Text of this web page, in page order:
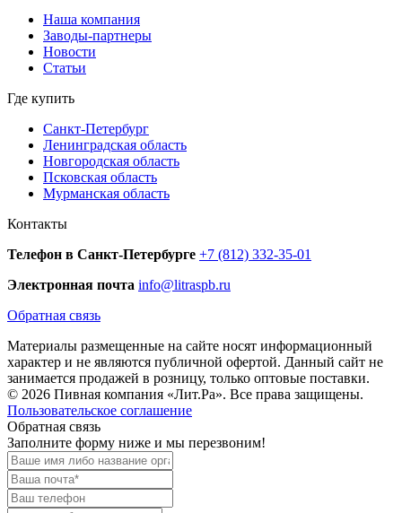
Наша компания
Заводы-партнеры
Новости
Статьи
Где купить
Санкт-Петербург
Ленинградская область
Новгородская область
Псковская область
Мурманская область
Контакты
Телефон в Санкт-Петербурге +7 (812) 332-35-01
Электронная почта info@litraspb.ru
Обратная связь
Материалы размещенные на сайте носят информационный
характер и не являются публичной офертой. Данный сайт не
занимается продажей в розницу, только оптовые поставки.
© 2026 Пивная компания «Лит.Ра». Все права защищены.
Пользовательское соглашение
Обратная связь
Заполните форму ниже и мы перезвоним!